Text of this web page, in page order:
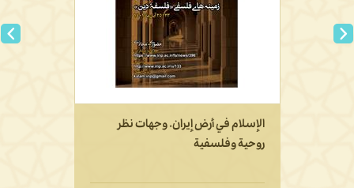
الإسلام في أرض إيران. وجهات نظر
روحية وفلسفية